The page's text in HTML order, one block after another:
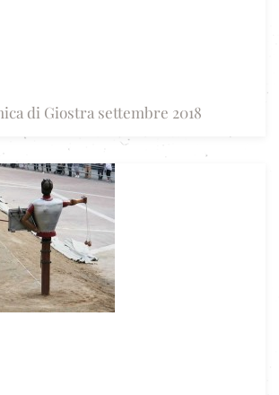
di Giostra settembre 2018